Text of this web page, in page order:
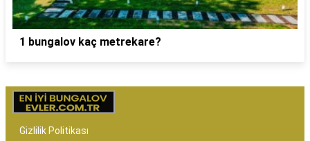
1 bungalov kaç metrekare?
Gizlilik Politikası